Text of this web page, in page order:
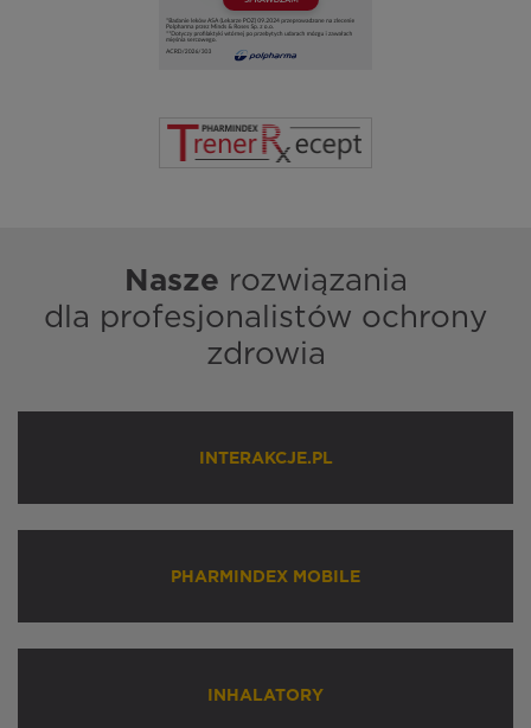
Nasze rozwiązania
dla profesjonalistów ochrony
zdrowia
INTERAKCJE.PL
PHARMINDEX MOBILE
INHALATORY